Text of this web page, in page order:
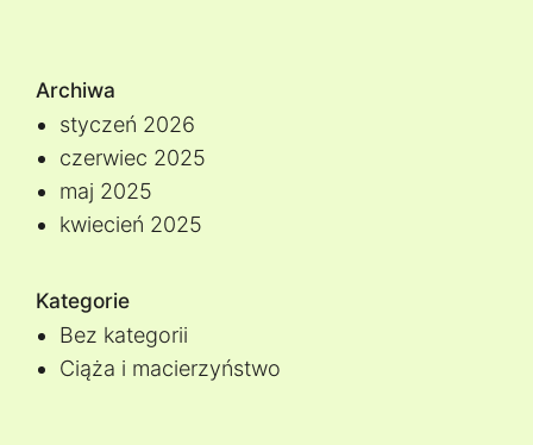
Archiwa
styczeń 2026
czerwiec 2025
maj 2025
kwiecień 2025
Kategorie
Bez kategorii
Ciąża i macierzyństwo